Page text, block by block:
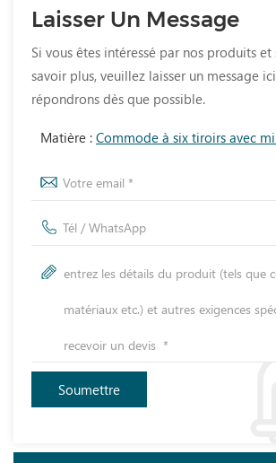
Laisser Un Message
Si vous êtes intéressé par nos produits
savoir plus, veuillez laisser un message
répondrons dès que possible.
Matière : Commode à six tiroirs avec